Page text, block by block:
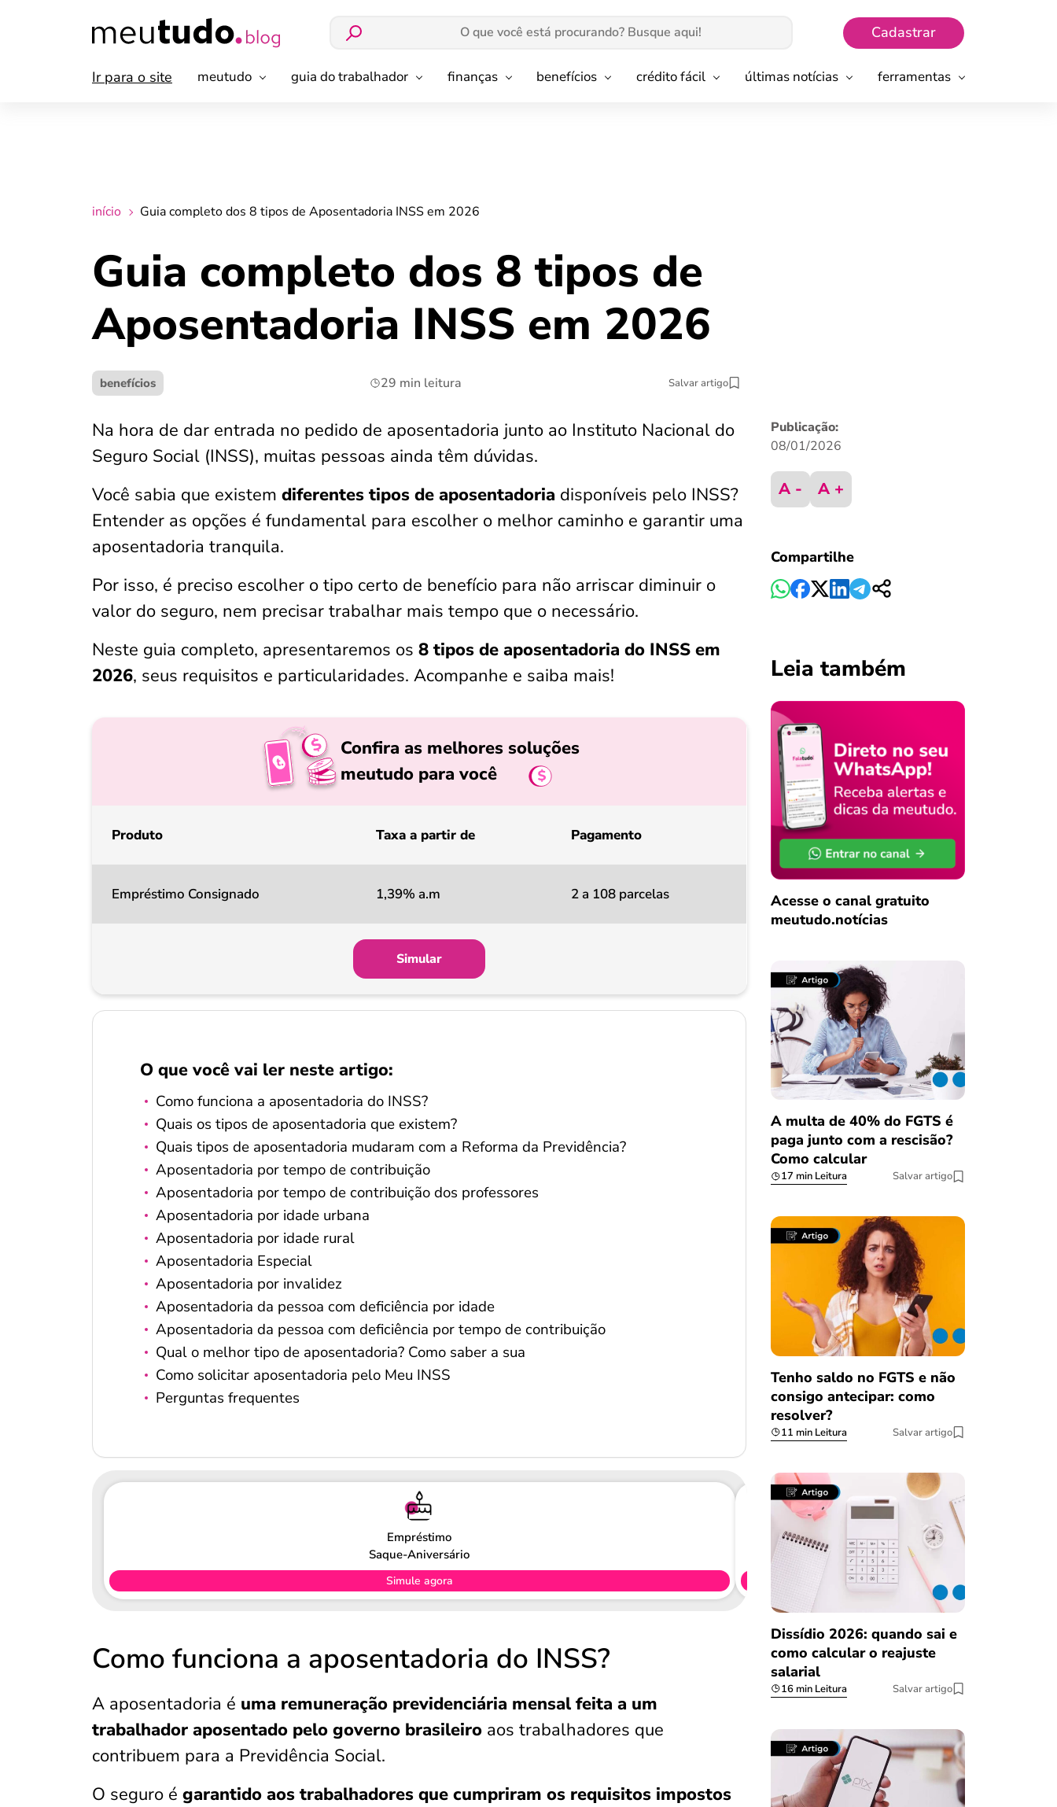
Cadastrar
Ir para o site meutudo guia do trabalhador finanças benefícios crédito fácil últimas notícias ferramentas
início Guia completo dos 8 tipos de Aposentadoria INSS em 2026
Guia completo dos 8 tipos de
Aposentadoria INSS em 2026
benefícios 29 min leitura Salvar artigo
Na hora de dar entrada no pedido de aposentadoria junto ao Instituto Nacional do
Seguro Social (INSS), muitas pessoas ainda têm dúvidas.
Você sabia que existem diferentes tipos de aposentadoria disponíveis pelo INSS?
Entender as opções é fundamental para escolher o melhor caminho e garantir uma
aposentadoria tranquila.
Por isso, é preciso escolher o tipo certo de benefício para não arriscar diminuir o
valor do seguro, nem precisar trabalhar mais tempo que o necessário.
Neste guia completo, apresentaremos os 8 tipos de aposentadoria do INSS em
2026, seus requisitos e particularidades. Acompanhe e saiba mais!
Confira as melhores soluções
meutudo para você
Produto Taxa a partir de Pagamento
Empréstimo Consignado 1,39% a.m 2 a 108 parcelas
Simular
O que você vai ler neste artigo:
Como funciona a aposentadoria do INSS?
Quais os tipos de aposentadoria que existem?
Quais tipos de aposentadoria mudaram com a Reforma da Previdência?
Aposentadoria por tempo de contribuição
Aposentadoria por tempo de contribuição dos professores
Aposentadoria por idade urbana
Aposentadoria por idade rural
Aposentadoria Especial
Aposentadoria por invalidez
Aposentadoria da pessoa com deficiência por idade
Aposentadoria da pessoa com deficiência por tempo de contribuição
Qual o melhor tipo de aposentadoria? Como saber a sua
Como solicitar aposentadoria pelo Meu INSS
Perguntas frequentes
Empréstimo
Saque-Aniversário
Simule agora
Como funciona a aposentadoria do INSS?
A aposentadoria é uma remuneração previdenciária mensal feita a um
trabalhador aposentado pelo governo brasileiro aos trabalhadores que
contribuem para a Previdência Social.
O seguro é garantido aos trabalhadores que cumpriram os requisitos impostos
Salvar Ferramenta
Salvar Ferramenta
Publicação:
08/01/2026
A - A +
Compartilhe
Leia também
Acesse o canal gratuito
meutudo.notícias
A multa de 40% do FGTS é
paga junto com a rescisão?
Como calcular
17 min Leitura Salvar artigo
Tenho saldo no FGTS e não
consigo antecipar: como
resolver?
11 min Leitura Salvar artigo
Dissídio 2026: quando sai e
como calcular o reajuste
salarial
16 min Leitura Salvar artigo